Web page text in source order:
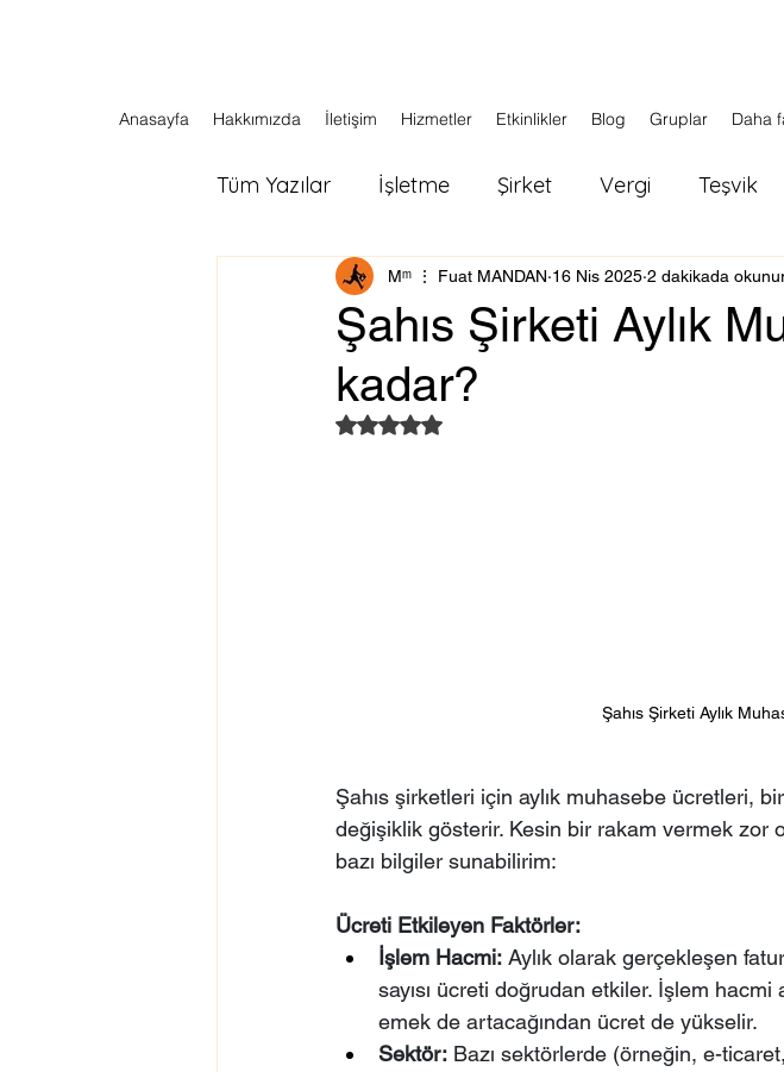
Anasayfa Hakkımızda İletişim Hizmetler Etkinlikler Blog Gruplar Daha
Tüm Yazılar İşletme Şirket Vergi Teşvik
Şahıs Şirketi Aylık
kadar?
Мᵐ ⋮ Fuat MANDAN 16 Nis 2025 2 dakikada
5 üzerinden NaN yıldız
Şahıs Şirketi Aylık
Şahıs şirketleri için aylık muhasebe ücretleri,
değişiklik gösterir. Kesin bir rakam vermek
bazı bilgiler sunabilirim:
Ücreti Etkileyen Faktörler:
İşlem Hacmi: Aylık olarak gerçekleşen
sayısı ücreti doğrudan etkiler. İşlem
emek de artacağından ücret de yükselir.
Sektör: Bazı sektörlerde (örneğin, e-